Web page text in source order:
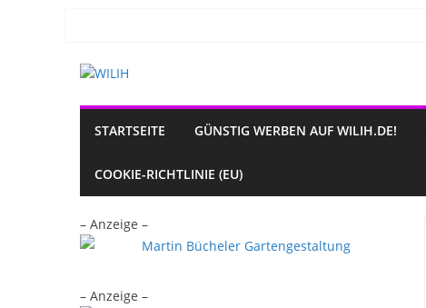
STARTSEITE GÜNSTIG WERBEN AUF WILIH.DE!
COOKIE-RICHTLINIE (EU)
– Anzeige –
– Anzeige –